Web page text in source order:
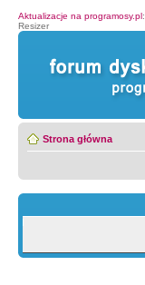
Aktualizacje na programosy.pl:
Resizer
Strona główna